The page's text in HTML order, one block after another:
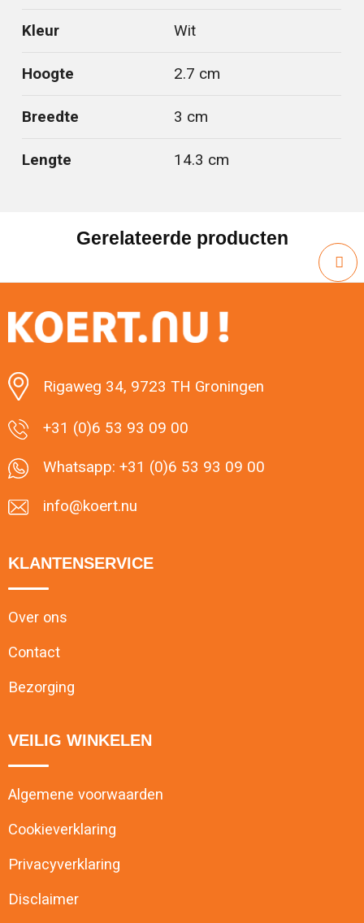
Kleur Wit
Hoogte 2.7 cm
Breedte 3 cm
Lengte 14.3 cm
Gerelateerde producten
Rigaweg 34, 9723 TH Groningen
+31 (0)6 53 93 09 00
Whatsapp: +31 (0)6 53 93 09 00
info@koert.nu
KLANTENSERVICE
Over ons
Contact
Bezorging
VEILIG WINKELEN
Algemene voorwaarden
Cookieverklaring
Privacyverklaring
Disclaimer